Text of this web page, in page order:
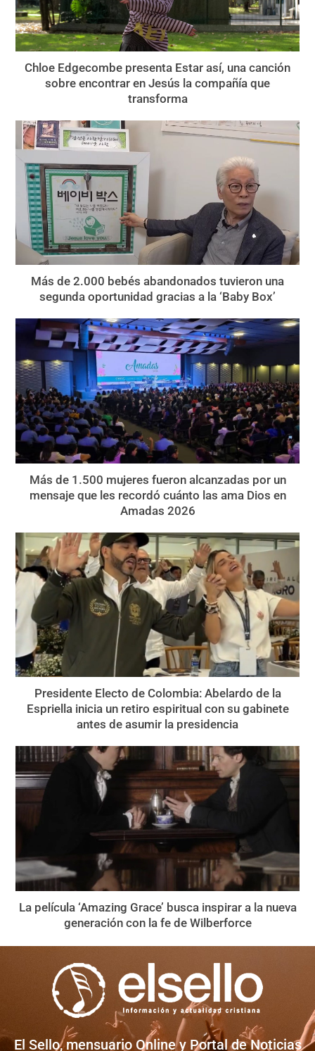
Chloe Edgecombe presenta Estar así, una canción
sobre encontrar en Jesús la compañía que
transforma
Más de 2.000 bebés abandonados tuvieron una
segunda oportunidad gracias a la ‘Baby Box’
Más de 1.500 mujeres fueron alcanzadas por un
mensaje que les recordó cuánto las ama Dios en
Amadas 2026
Presidente Electo de Colombia: Abelardo de la
Espriella inicia un retiro espiritual con su gabinete
antes de asumir la presidencia
La película ‘Amazing Grace’ busca inspirar a la nueva
generación con la fe de Wilberforce
El Sello, mensuario Online y Portal de Noticias